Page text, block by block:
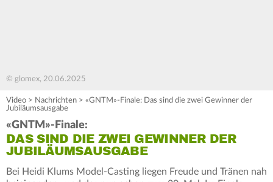
© glomex, 20.06.2025
Video > Nachrichten > «GNTM»-Finale: Das sind die zwei Gewinner der
Jubiläumsausgabe
«GNTM»-Finale:
DAS SIND DIE ZWEI GEWINNER DER
JUBILÄUMSAUSGABE
Bei Heidi Klums Model-Casting liegen Freude und Tränen nah